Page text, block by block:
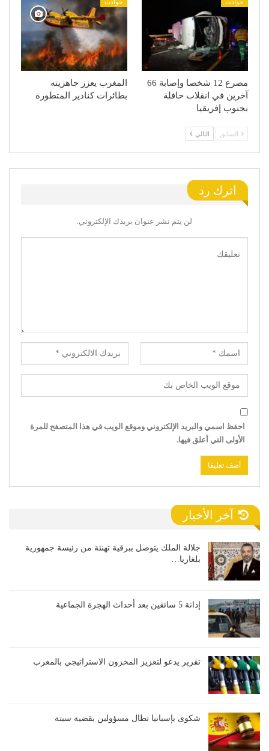
حوادث
مصرع 12 شخصا وإصابة 66
آخرين في انقلاب حافلة
بجنوب إفريقيا
حوادث
المغرب يعزز جاهزيته
بطائرات كنادير المتطورة
السابق التالي
اترك رد
لن يتم نشر عنوان بريدك الإلكتروني.
احفظ اسمي والبريد الإلكتروني وموقع الويب في هذا المتصفح للمرة
الأولى التي أعلق فيها.
آخر الأخبار
جلالة الملك يتوصل ببرقية تهنئة من رئيسة جمهورية
بلغاريا…
إدانة 5 سائقين بعد أحداث الهجرة الجماعية
تقرير يدعو لتعزيز المخزون الاستراتيجي بالمغرب
شكوى بإسبانيا تطال مسؤولين بقضية سبتة